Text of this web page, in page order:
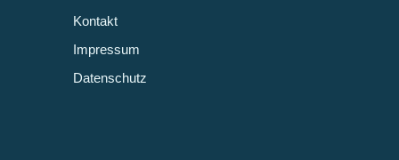
Kontakt
Impressum
Datenschutz